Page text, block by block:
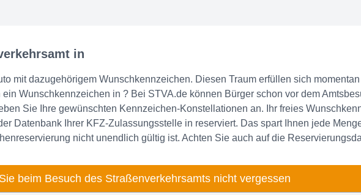
in
mit dazugehörigem Wunschkennzeichen. Diesen Traum erfüllen sich
ein Wunschkennzeichen in ? Bei STVA.de können Bürger schon vor dem
Sie Ihre gewünschten Kennzeichen-Konstellationen an. Ihr freies
Datenbank Ihrer KFZ-Zulassungsstelle in reserviert. Das spart Ihnen jede
nicht unendlich gültig ist. Achten Sie auch auf die
beim Besuch des Straßenverkehrsamts nicht vergessen